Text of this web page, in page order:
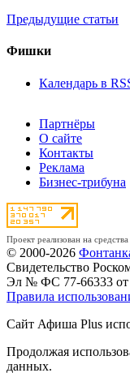
Предыдущие статьи
Фишки
Календарь в
Партнёры
О сайте
Контакты
Реклама
Бизнес-трибуна
Проект реализован на
© 2000-2026
Свидетельство
Эл № ФС 77-66333 от
Правила
Сайт Афиша Plus
Продолжая
данных.